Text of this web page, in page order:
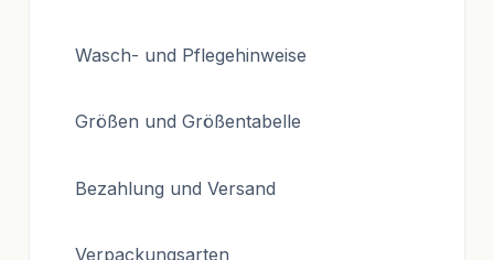
Wasch- und Pflegehinweise
Größen und Größentabelle
Bezahlung und Versand
Verpackungsarten